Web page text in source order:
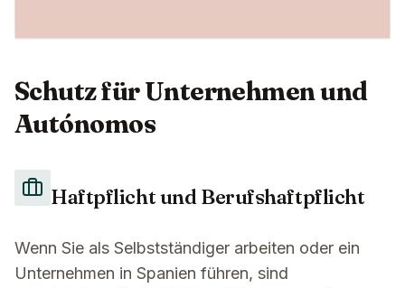
Schutz für Unternehmen und
Autónomos
Haftpflicht und Berufshaftpflicht
Wenn Sie als Selbstständiger arbeiten oder ein
Unternehmen in Spanien führen, sind